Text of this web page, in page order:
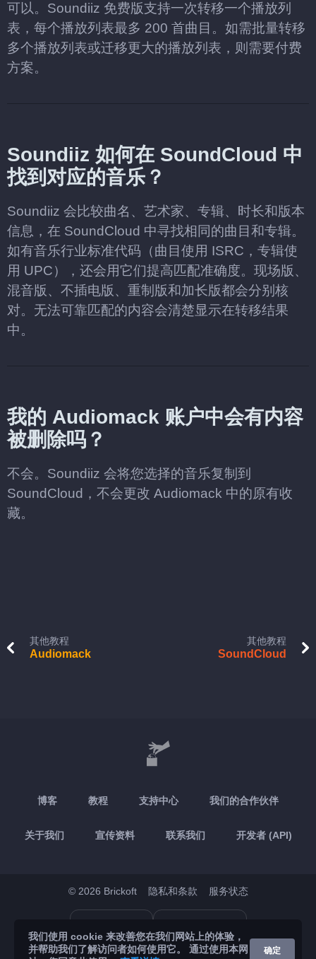
可以。Soundiiz 免费版支持一次转移一个播放列
表，每个播放列表最多 200 首曲目。如需批量转移
多个播放列表或迁移更大的播放列表，则需要付费
方案。
Soundiiz 如何在 SoundCloud 中
找到对应的音乐？
Soundiiz 会比较曲名、艺术家、专辑、时长和版本
信息，在 SoundCloud 中寻找相同的曲目和专辑。
如有音乐行业标准代码（曲目使用 ISRC，专辑使
用 UPC），还会用它们提高匹配准确度。现场版、
混音版、不插电版、重制版和加长版都会分别核
对。无法可靠匹配的内容会清楚显示在转移结果
中。
我的 Audiomack 账户中会有内容
被删除吗？
不会。Soundiiz 会将您选择的音乐复制到
SoundCloud，不会更改 Audiomack 中的原有收
藏。
其他教程
Audiomack
其他教程
SoundCloud
博客 教程 支持中心 我们的合作伙伴
关于我们 宣传资料 联系我们 开发者 (API)
© 2026 Brickoft 隐私和条款 服务状态
我们使用 cookie 来改善您在我们网站上的体验，
并帮助我们了解访问者如何使用它。 通过使用本网
确定